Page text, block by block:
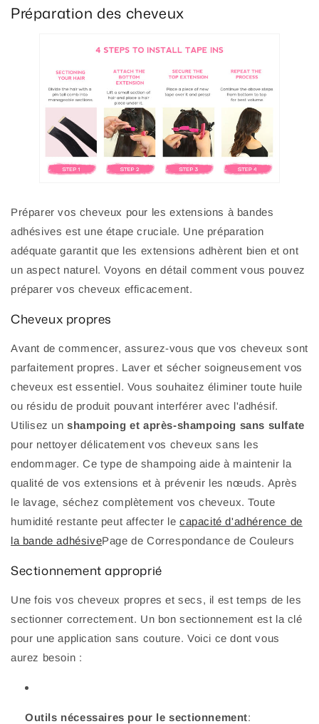
Préparation des cheveux
Préparer vos cheveux pour les extensions à bandes
adhésives est une étape cruciale. Une préparation
adéquate garantit que les extensions adhèrent bien et ont
un aspect naturel. Voyons en détail comment vous pouvez
préparer vos cheveux efficacement.
Cheveux propres
Avant de commencer, assurez-vous que vos cheveux sont
parfaitement propres. Laver et sécher soigneusement vos
cheveux est essentiel. Vous souhaitez éliminer toute huile
ou résidu de produit pouvant interférer avec l'adhésif.
Utilisez unshampoing et après-shampoing sans sulfate
pour nettoyer délicatement vos cheveux sans les
endommager. Ce type de shampoing aide à maintenir la
qualité de vos extensions et à prévenir les nœuds. Après
le lavage, séchez complètement vos cheveux. Toute
humidité restante peut affecter lecapacité d'adhérence de
la bande adhésivePage de Correspondance de Couleurs
Sectionnement approprié
Une fois vos cheveux propres et secs, il est temps de les
sectionner correctement. Un bon sectionnement est la clé
pour une application sans couture. Voici ce dont vous
aurez besoin :
Outils nécessaires pour le sectionnement: